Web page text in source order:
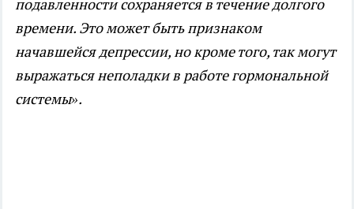
подавленности сохраняется в течение долгого
времени. Это может быть признаком
начавшейся депрессии, но кроме того, так могут
выражаться неполадки в работе гормональной
системы».